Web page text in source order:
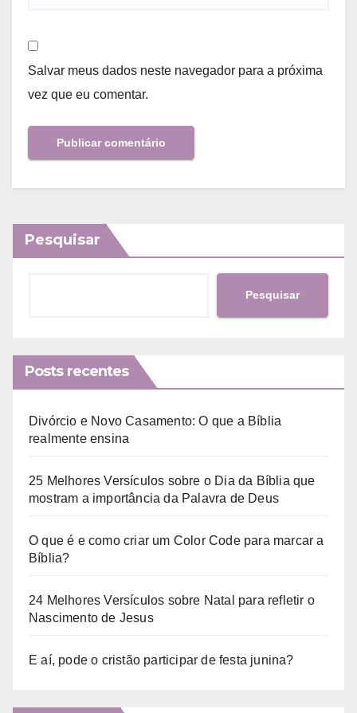
Salvar meus dados neste navegador para a próxima
vez que eu comentar.
Pesquisar
Pesquisar
Posts recentes
Divórcio e Novo Casamento: O que a Bíblia
realmente ensina
25 Melhores Versículos sobre o Dia da Bíblia que
mostram a importância da Palavra de Deus
O que é e como criar um Color Code para marcar a
Bíblia?
24 Melhores Versículos sobre Natal para refletir o
Nascimento de Jesus
E aí, pode o cristão participar de festa junina?